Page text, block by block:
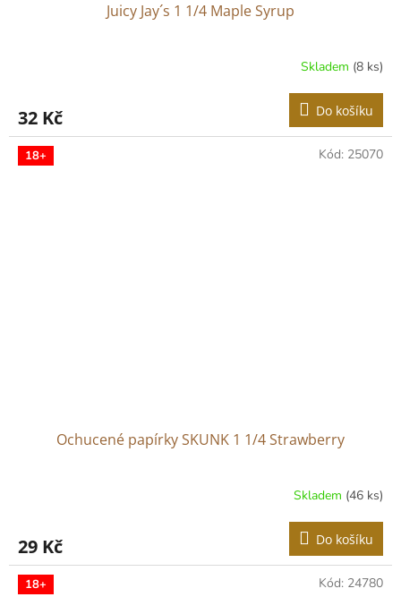
Juicy Jay´s 1 1/4 Maple Syrup
Skladem (8 ks)
32 Kč Do košíku
18+
Ochucené papírky SKUNK 1 1/4 Strawberry
Skladem (46 ks)
29 Kč Do košíku
Kód: 25070
18+ Kód: 24780